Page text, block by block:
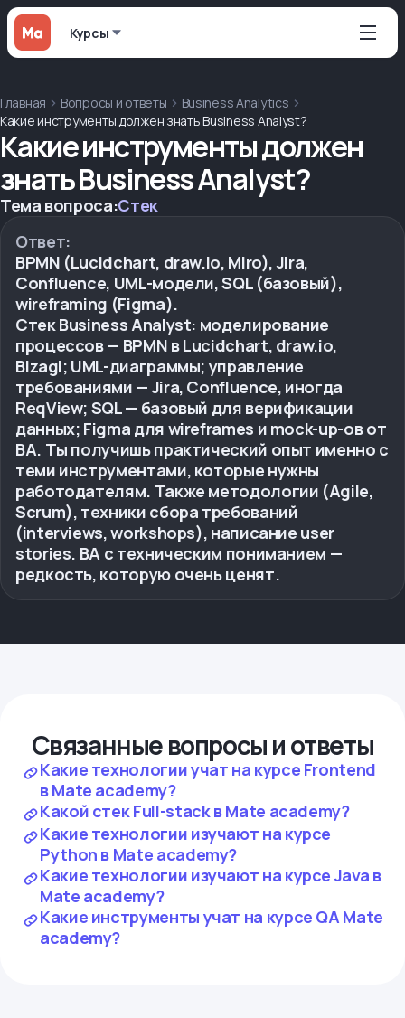
Курсы
Главная Вопросы и ответы
Business Analytics
Какие инструменты должен знать Business Analyst?
Какие инструменты должен
знать Business Analyst?
Тема вопроса:Стек
Ответ:
BPMN (Lucidchart, draw.io, Miro), Jira,
Confluence, UML-модели, SQL (базовый),
wireframing (Figma).
Стек Business Analyst: моделирование
процессов — BPMN в Lucidchart, draw.io,
Bizagi; UML-диаграммы; управление
требованиями — Jira, Confluence, иногда
ReqView; SQL — базовый для верификации
данных; Figma для wireframes и mock-up-ов от
BA. Ты получишь практический опыт именно с
теми инструментами, которые нужны
работодателям. Также методологии (Agile,
Scrum), техники сбора требований
(interviews, workshops), написание user
stories. BA с техническим пониманием —
редкость, которую очень ценят.
Связанные вопросы и ответы
Какие технологии учат на курсе Frontend
в Mate academy?
Какой стек Full-stack в Mate academy?
Какие технологии изучают на курсе
Python в Mate academy?
Какие технологии изучают на курсе Java в
Mate academy?
Какие инструменты учат на курсе QA Mate
academy?